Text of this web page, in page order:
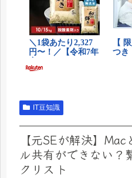
IT豆知識
【元SEが解決】
ル共有ができない？
クリスト